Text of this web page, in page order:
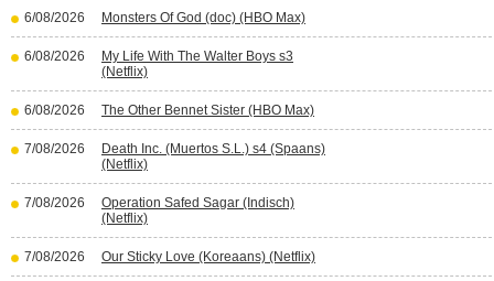
6/08/2026 Monsters Of God (doc) (HBO Max)
6/08/2026
My Life With The Walter Boys s3
(Netflix)
6/08/2026 The Other Bennet Sister (HBO Max)
7/08/2026
Death Inc. (Muertos S.L.) s4 (Spaans)
(Netflix)
7/08/2026
Operation Safed Sagar (Indisch)
(Netflix)
7/08/2026 Our Sticky Love (Koreaans) (Netflix)